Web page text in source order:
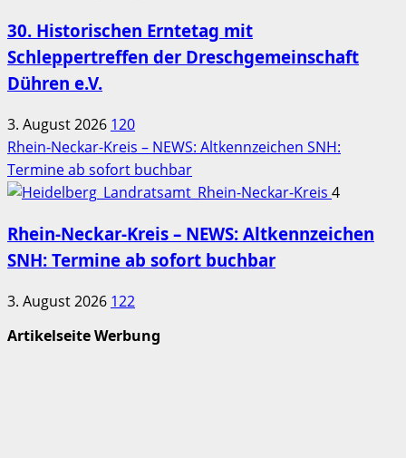
30. Historischen Erntetag mit
Schleppertreffen der Dreschgemeinschaft
Dühren e.V.
3. August 2026 120
Rhein-Neckar-Kreis – NEWS: Altkennzeichen SNH:
Termine ab sofort buchbar
4
Rhein-Neckar-Kreis – NEWS: Altkennzeichen
SNH: Termine ab sofort buchbar
3. August 2026 122
Artikelseite Werbung